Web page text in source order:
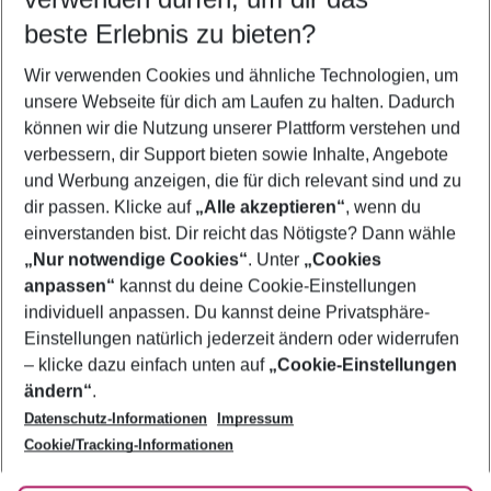
5-8 Nächte
2 Erwachsene Keine Kinder
Mehr Filter anzeigen
Footer
Footer navigation
Über uns
AGB
Bestpreisgarantie
Cookie-Einstellungen ändern
Cookie-Richtlinie
Agenturbetreuung
Barrierefreies Reisen
Folge uns
beste Erlebnis zu bieten?
Wir verwenden Cookies und ähnliche Technologien, um
unsere Webseite für dich am Laufen zu halten. Dadurch
können wir die Nutzung unserer Plattform verstehen und
verbessern, dir Support bieten sowie Inhalte, Angebote
und Werbung anzeigen, die für dich relevant sind und zu
dir passen. Klicke auf „Alle akzeptieren“, wenn du
einverstanden bist. Dir reicht das Nötigste? Dann wähle
„Nur notwendige Cookies“. Unter „Cookies
anpassen“ kannst du deine Cookie-Einstellungen
individuell anpassen. Du kannst deine Privatsphäre-
Einstellungen natürlich jederzeit ändern oder widerrufen
– klicke dazu einfach unten auf „Cookie-Einstellungen
ändern“.
Datenschutz-Informationen
Impressum
Cookie/Tracking-Informationen